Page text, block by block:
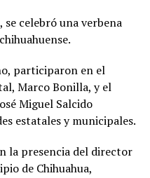
se celebró una verbena
participaron en el
Marco Bonilla, y el
Miguel Salcido
estatales y municipales.
la presencia del director
de Chihuahua,